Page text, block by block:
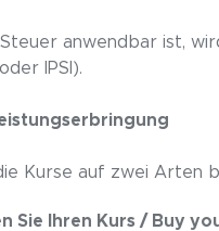
anwendbar ist,
IPSI).
Kurse auf zwei Arten
Sie Ihren Kurs / Buy